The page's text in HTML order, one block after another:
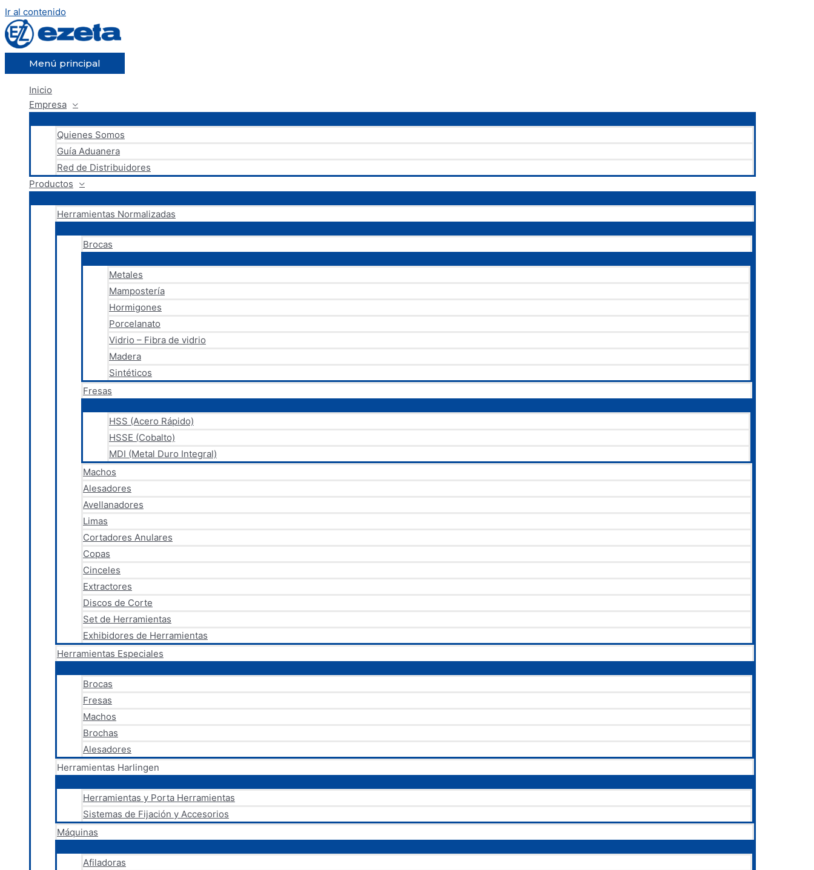
Ir al contenido
Menú principal
Inicio
Empresa
Quienes Somos
Guía Aduanera
Red de Distribuidores
Productos
Herramientas Normalizadas
Brocas
Metales
Mampostería
Hormigones
Porcelanato
Vidrio – Fibra de vidrio
Madera
Sintéticos
Fresas
HSS (Acero Rápido)
HSSE (Cobalto)
MDI (Metal Duro Integral)
Machos
Alesadores
Avellanadores
Limas
Cortadores Anulares
Copas
Cinceles
Extractores
Discos de Corte
Set de Herramientas
Exhibidores de Herramientas
Herramientas Especiales
Brocas
Fresas
Machos
Brochas
Alesadores
Herramientas Harlingen
Herramientas y Porta Herramientas
Sistemas de Fijación y Accesorios
Máquinas
Afiladoras